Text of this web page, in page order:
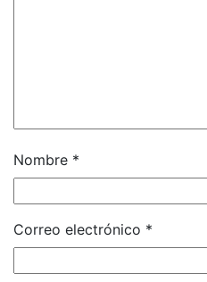
Nombre *
Correo electrónico *